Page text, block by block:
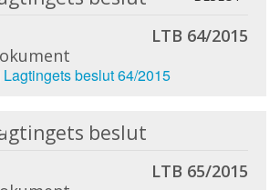
LTB 64/2015
Lagtingets beslut 64/2015
beslut
LTB 65/2015